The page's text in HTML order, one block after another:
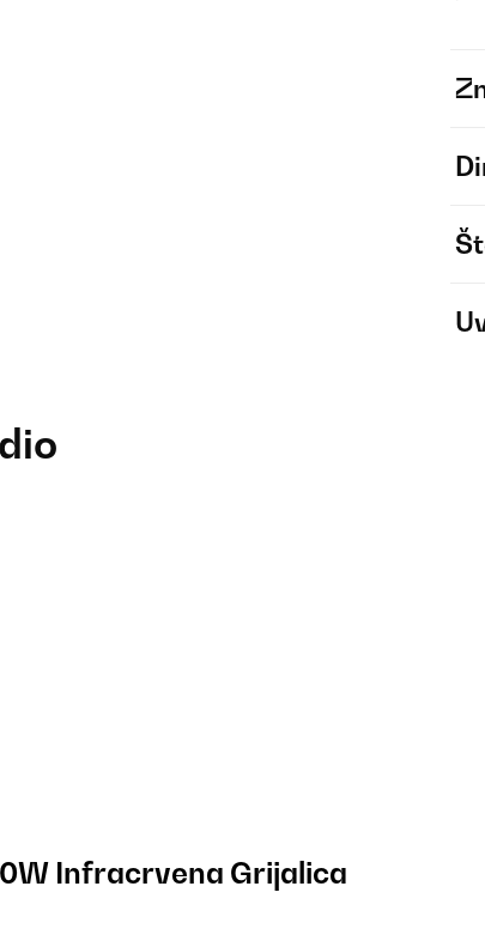
Infracrvena Grijalica